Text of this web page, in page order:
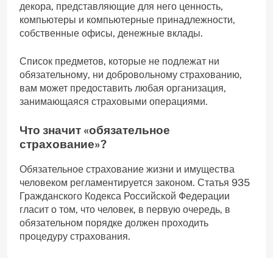
декора, представляющие для него ценность,
компьютеры и компьютерные принадлежности,
собственные офисы, денежные вклады.
Список предметов, которые не подлежат ни
обязательному, ни добровольному страхованию,
вам может предоставить любая организация,
занимающаяся страховыми операциями.
Что значит «обязательное
страхование»?
Обязательное страхование жизни и имущества
человеком регламентируется законом. Статья 935
Гражданского Кодекса Российской Федерации
гласит о том, что человек, в первую очередь, в
обязательном порядке должен проходить
процедуру страхования.